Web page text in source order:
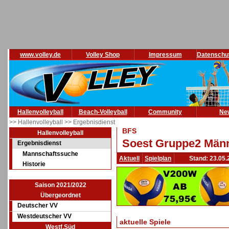
www.volley.de Volley Shop Impressum
Hallenvolleyball Beach-Volleyball Community
>> Hallenvolleyball >> Ergebnisdienst
Hallenvolleyball
Ergebnisdienst
Mannschaftssuche
Historie
Saison 2021/2022
Übergeordnet
Deutscher VV
Westdeutscher VV
Westf.Süd
BFS
Soest Gruppe2
Aktuell Spielplan Stand:
aktuelle Spiele